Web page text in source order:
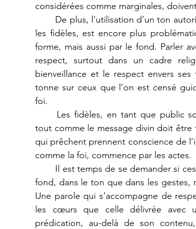
considérées comme marginales,
les fidèles, est encore plus
forme, mais aussi par le fond. Parler
respect, surtout dans un cadre
bienveillance et le respect envers
tonne sur ceux que l’on est censé
foi.
tout comme le message divin doit
qui prêchent prennent conscience de
comme la foi, commence par les actes.
fond, dans le ton que dans les gestes,
Une parole qui s'accompagne de
les cœurs que celle délivrée avec
prédication, au-delà de son